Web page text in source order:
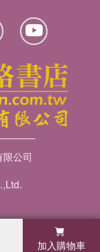
加入購物車
紀錄 會員專區
公司